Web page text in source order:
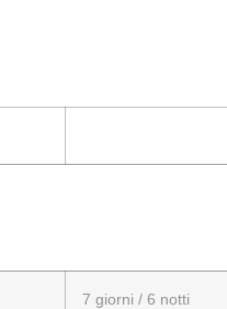
7 giorni / 6 notti